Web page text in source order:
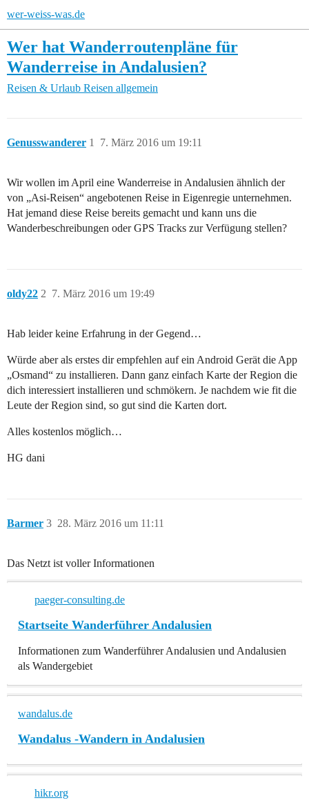
wer-weiss-was.de
Wer hat Wanderroutenpläne für
Wanderreise in Andalusien?
Reisen & Urlaub Reisen allgemein
Genusswanderer 7. März 2016 um 19:11
1
Wir wollen im April eine Wanderreise in Andalusien ähnlich der
von „Asi-Reisen“ angebotenen Reise in Eigenregie unternehmen.
Hat jemand diese Reise bereits gemacht und kann uns die
Wanderbeschreibungen oder GPS Tracks zur Verfügung stellen?
oldy22 7. März 2016 um 19:49
2
Hab leider keine Erfahrung in der Gegend…
Würde aber als erstes dir empfehlen auf ein Android Gerät die App
„Osmand“ zu installieren. Dann ganz einfach Karte der Region die
dich interessiert installieren und schmökern. Je nachdem wie fit die
Leute der Region sind, so gut sind die Karten dort.
Alles kostenlos möglich…
HG dani
Barmer 28. März 2016 um 11:11
3
Das Netzt ist voller Informationen
paeger-consulting.de
Startseite Wanderführer Andalusien
Informationen zum Wanderführer Andalusien und Andalusien
als Wandergebiet
wandalus.de
Wandalus -Wandern in Andalusien
hikr.org